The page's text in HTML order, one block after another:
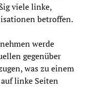
viele linke,
betroffen.
werde
gegenüber
was zu einem
auf linke Seiten